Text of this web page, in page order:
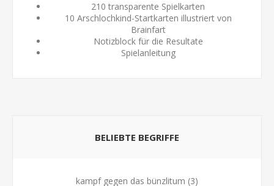
210 transparente Spielkarten
10 Arschlochkind-Startkarten illustriert von
Brainfart
Notizblock für die Resultate
Spielanleitung
BELIEBTE BEGRIFFE
kampf gegen das bünzlitum (3)